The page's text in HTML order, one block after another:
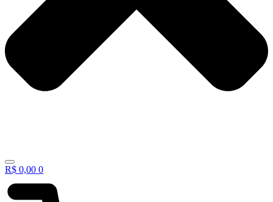
R$ 0,00 0